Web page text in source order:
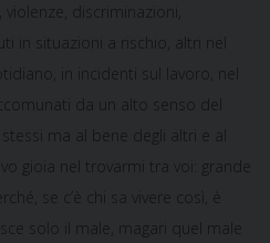
discriminazioni,
in situazioni a rischio, altri nel
in incidenti sul lavoro, nel
da un alto senso del
ma al bene degli altri e al
gioia nel trovarmi tra voi: grande
se c’è chi sa vivere così, è
solo il male, magari quel male